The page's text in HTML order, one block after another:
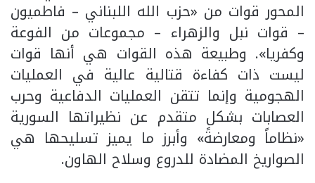
المحور قوات من «حزب الله اللبناني – فاطميون
– قوات نبل والزهراء – مجموعات من الفوعة
وكفريا». وطبيعة هذه القوات هي أنها قوات
ليست ذات كفاءة قتالية عالية في العمليات
الهجومية وإنما تتقن العمليات الدفاعية وحرب
العصابات بشكل متقدم عن نظيراتها السورية
«نظاماً ومعارضةً» وأبرز ما يميز تسليحها هي
الصواريخ المضادة للدروع وسلاح الهاون.